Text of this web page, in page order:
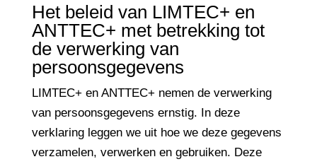
Het beleid van LIMTEC+ en
ANTTEC+ met betrekking tot
de verwerking van
persoonsgegevens
LIMTEC+ en ANTTEC+ nemen de verwerking
van persoonsgegevens ernstig. In deze
verklaring leggen we uit hoe we deze gegevens
verzamelen, verwerken en gebruiken. Deze